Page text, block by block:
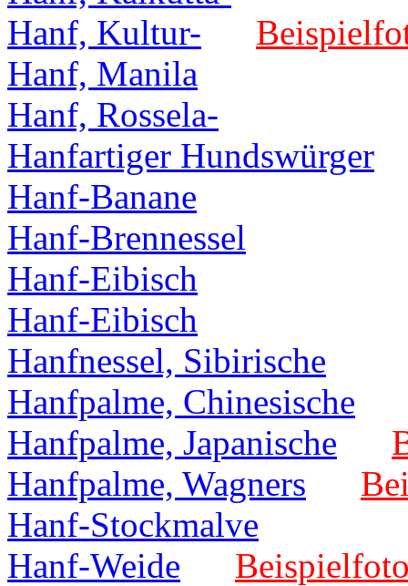
Hanf, Kultur-
Hanf, Manila
Hanf, Rossela-
Hanfartiger Hundswürger
Hanf-Banane
Hanf-Brennessel
Hanf-Eibisch
Hanf-Eibisch
Hanfnessel, Sibirische
Hanfpalme, Chinesische
Hanfpalme, Japanische
Hanfpalme, Wagners
Hanf-Stockmalve
Hanf-Weide